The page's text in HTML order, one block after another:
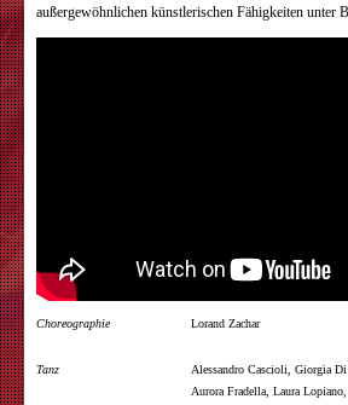
außergewöhnlichen künstlerischen Fähigkeiten unter
Choreographie Lorand Zachar
Tanz
Alessandro Cascioli, Giorgia
Aurora Fradella, Laura